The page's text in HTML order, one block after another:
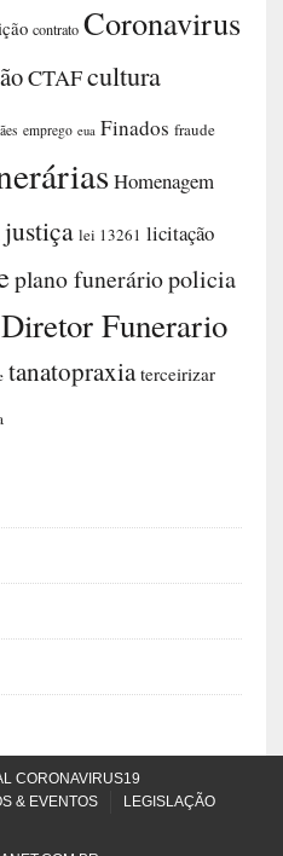
contrato Coronavirus
CTAFcultura
emprego eua Finados fraude
Homenagem
justiça lei 13261 licitação
plano funeráriopolicia
Funerario
tanatopraxia terceirizar
CORONAVIRUS19
& EVENTOS
LEGISLAÇÃO